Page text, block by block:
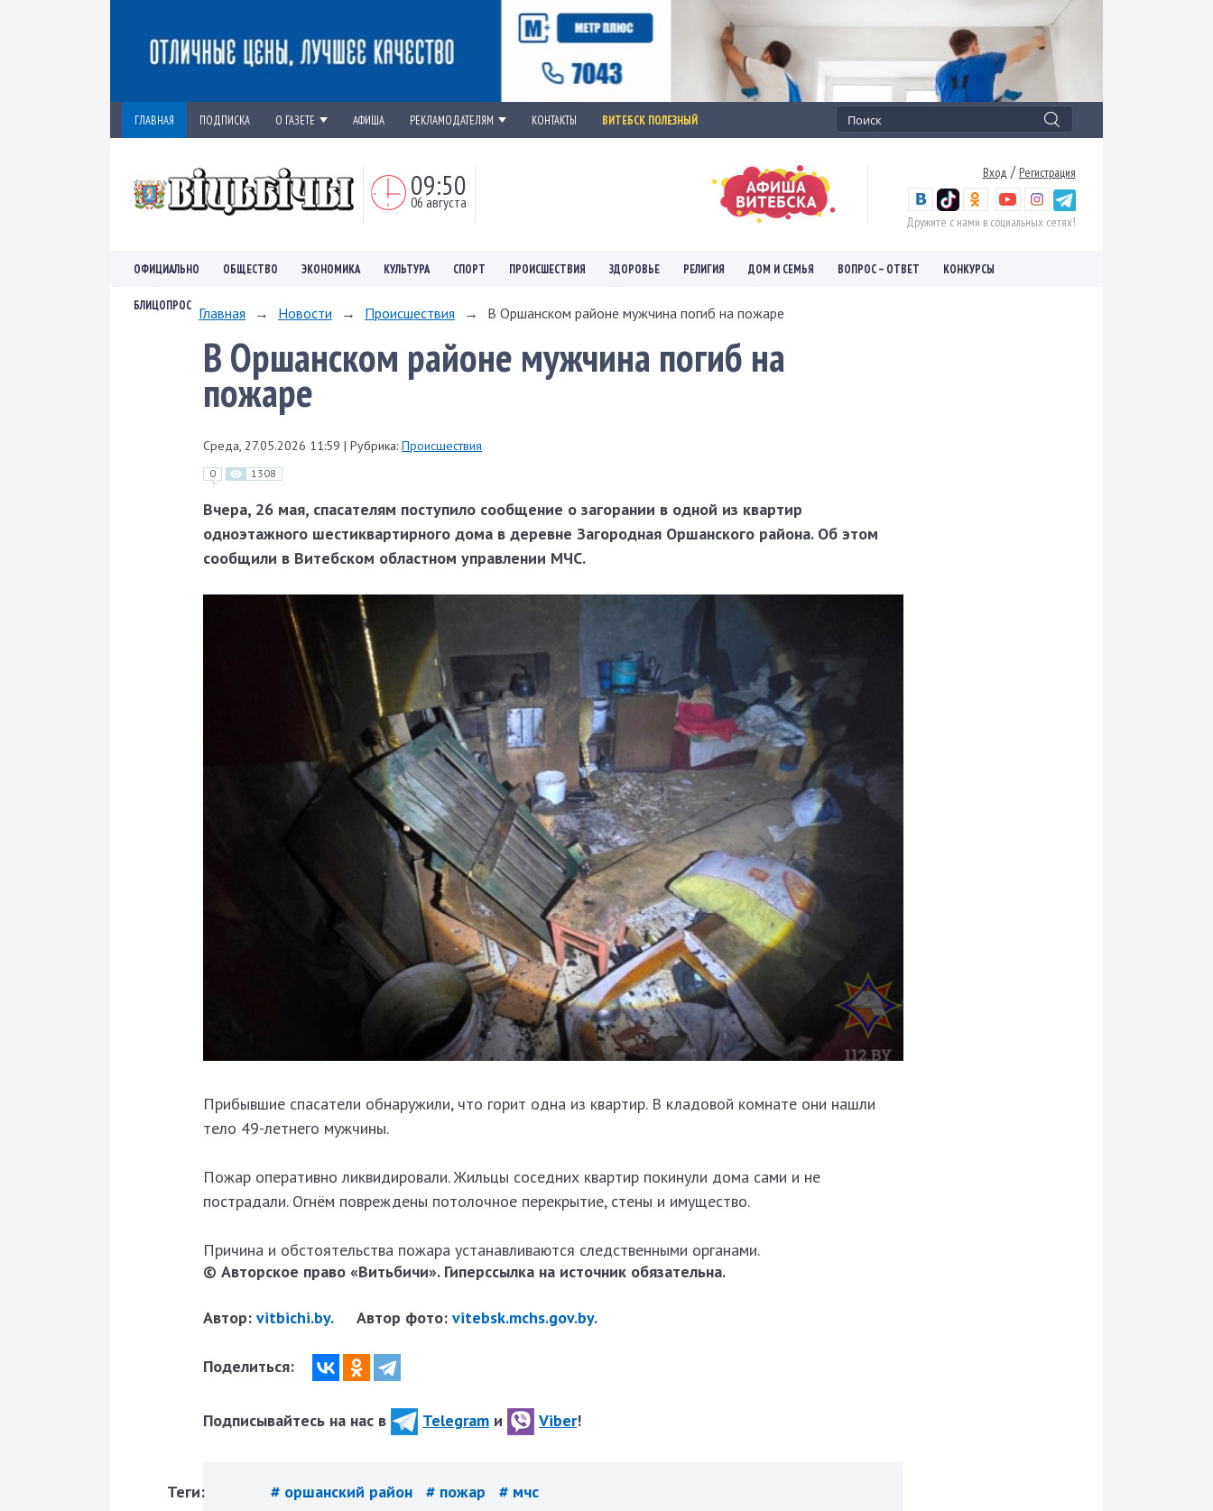
ГЛАВНАЯ ПОДПИСКА О ГАЗЕТЕ АФИША РЕКЛАМОДАТЕЛЯМ КОНТАКТЫ ВИТЕБСК ПОЛЕЗНЫЙ
09:51
06 августа
Вход / Регистрация
Дружите с нами в социальных сетях!
ОФИЦИАЛЬНО ОБЩЕСТВО ЭКОНОМИКА КУЛЬТУРА СПОРТ ПРОИСШЕСТВИЯ ЗДОРОВЬЕ РЕЛИГИЯ ДОМ И СЕМЬЯ ВОПРОС – ОТВЕТ КОНКУРСЫ
БЛИЦОПРОС Главная → Новости → Происшествия → В Оршанском районе мужчина погиб на пожаре
В Оршанском районе мужчина погиб на
пожаре
Среда, 27.05.2026 11:59 | Рубрика: Происшествия
0 1308
Вчера, 26 мая, спасателям поступило сообщение о загорании в одной из квартир
одноэтажного шестиквартирного дома в деревне Загородная Оршанского района. Об этом
сообщили в Витебском областном управлении МЧС.
Прибывшие спасатели обнаружили, что горит одна из квартир. В кладовой комнате они нашли
тело 49-летнего мужчины.
Пожар оперативно ликвидировали. Жильцы соседних квартир покинули дома сами и не
пострадали. Огнём повреждены потолочное перекрытие, стены и имущество.
Причина и обстоятельства пожара устанавливаются следственными органами.
© Авторское право «Витьбичи». Гиперссылка на источник обязательна.
Автор: vitbichi.by. Автор фото: vitebsk.mchs.gov.by.
Поделиться:
Подписывайтесь на нас в Telegram и Viber!
Теги: # оршанский район # пожар # мчс